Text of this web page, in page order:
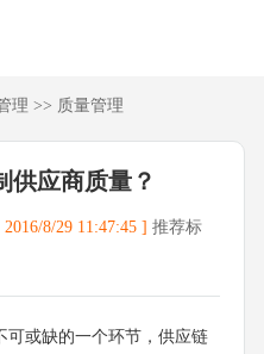
理 >> 质量管理
供应商质量？
2016/8/29 11:47:45 ] 推荐标
或缺的一个环节，供应链